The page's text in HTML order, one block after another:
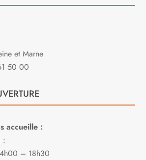
et Marne
50 00
accueille :
:
– 18h30